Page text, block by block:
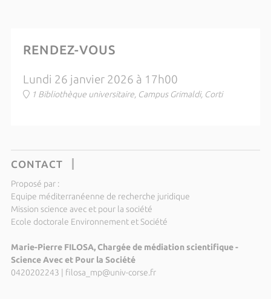
RENDEZ-VOUS
Lundi 26 janvier 2026 à 17h00
1 Bibliothèque universitaire, Campus Grimaldi, Corti
CONTACT
Proposé par :
Equipe méditerranéenne de recherche juridique
Mission science avec et pour la société
Ecole doctorale Environnement et Société
Marie-Pierre FILOSA, Chargée de médiation scientifique -
Science Avec et Pour la Société
0420202243
filosa_mp@univ-corse.fr